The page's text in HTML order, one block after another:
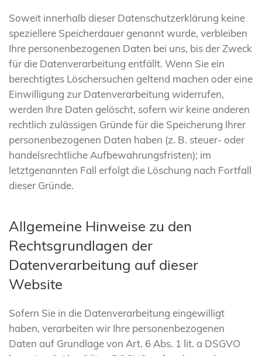
Soweit innerhalb dieser Datenschutzerklärung keine
speziellere Speicherdauer genannt wurde, verbleiben
Ihre personenbezogenen Daten bei uns, bis der Zweck
für die Datenverarbeitung entfällt. Wenn Sie ein
berechtigtes Löschersuchen geltend machen oder eine
Einwilligung zur Datenverarbeitung widerrufen,
werden Ihre Daten gelöscht, sofern wir keine anderen
rechtlich zulässigen Gründe für die Speicherung Ihrer
personenbezogenen Daten haben (z. B. steuer- oder
handelsrechtliche Aufbewahrungsfristen); im
letztgenannten Fall erfolgt die Löschung nach Fortfall
dieser Gründe.
Allgemeine Hinweise zu den
Rechtsgrundlagen der
Datenverarbeitung auf dieser
Website
Sofern Sie in die Datenverarbeitung eingewilligt
haben, verarbeiten wir Ihre personenbezogenen
Daten auf Grundlage von Art. 6 Abs. 1 lit. a DSGVO